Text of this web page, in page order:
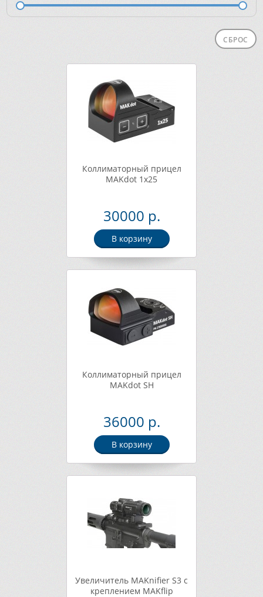
СБРОС
Коллиматорный прицел
MAKdot 1x25
30000 р.
В корзину
Коллиматорный прицел
MAKdot SH
36000 р.
В корзину
Увеличитель MAKnifier S3 с
креплением MAKflip